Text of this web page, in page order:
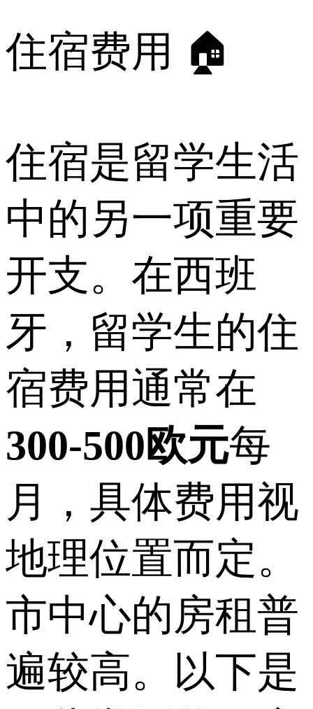
住宿费用 🏠
住宿是留学生活
中的另一项重要
开支。在西班
牙，留学生的住
宿费用通常在
300-500欧元每
月，具体费用视
地理位置而定。
市中心的房租普
遍较高。以下是